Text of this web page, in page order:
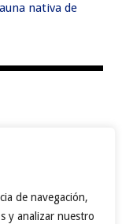
de navegación,
y analizar nuestro
nativa de